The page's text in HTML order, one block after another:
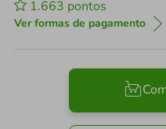
1.663 pontos
Ver formas de pagamento